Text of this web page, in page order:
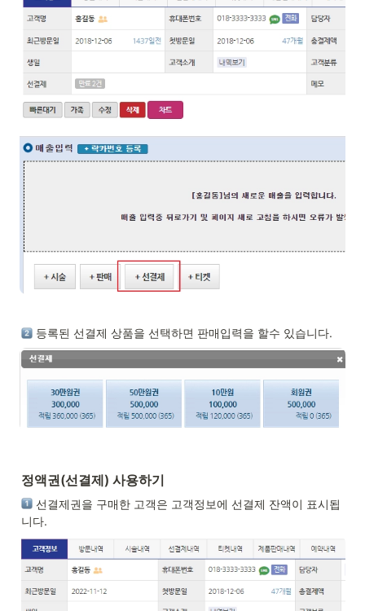
등록된 선결제 상품을 선택하면 판매입력을 할수 있습니다.
정액권(선결제) 사용하기
선결제권을 구매한 고객은 고객정보에 선결제 잔액이 표시됩
니다.